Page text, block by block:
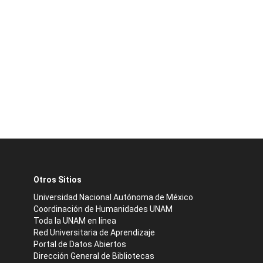
Otros Sitios
Universidad Nacional Autónoma de México
Coordinación de Humanidades UNAM
Toda la UNAM en línea
Red Universitaria de Aprendizaje
Portal de Datos Abiertos
Dirección General de Bibliotecas